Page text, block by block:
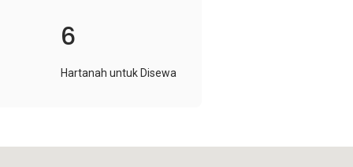
6
Hartanah untuk Disewa